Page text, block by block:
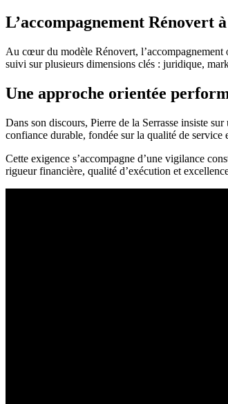
L’accompagnement Rénovert
Au cœur du modèle Rénovert, l’accompagnement
suivi sur plusieurs dimensions clés : juridique,
Une approche orientée
Dans son discours, Pierre de la Serrasse insiste
confiance durable, fondée sur la qualité de service
Cette exigence s’accompagne d’une vigilance
rigueur financière, qualité d’exécution et